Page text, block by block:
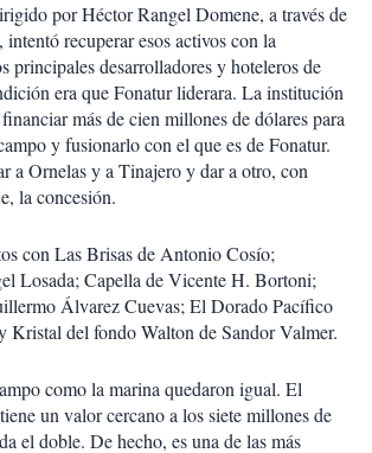
por Héctor Rangel Domene, a través de
recuperar esos activos con la
principales desarrolladores y hoteleros de
era que Fonatur liderara. La institución
más de cien millones de dólares para
y fusionarlo con el que es de Fonatur.
a Ornelas y a Tinajero y dar a otro, con
la concesión.
con Las Brisas de Antonio Cosío;
Losada; Capella de Vicente H. Bortoni;
Álvarez Cuevas; El Dorado Pacífico
Kristal del fondo Walton de Sandor Valmer.
como la marina quedaron igual. El
un valor cercano a los siete millones de
el doble. De hecho, es una de las más